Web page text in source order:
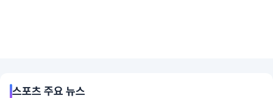
스포츠 주요 뉴스